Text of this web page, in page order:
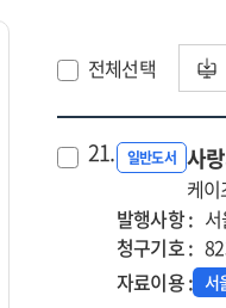
전체선택
21. 일반도서 사
케
발행사항 :
청구기호 :
자료이용 : 서